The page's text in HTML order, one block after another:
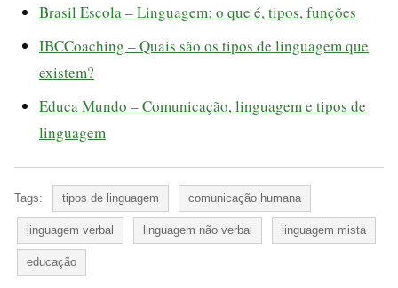
Brasil Escola – Linguagem: o que é, tipos, funções
IBCCoaching – Quais são os tipos de linguagem que
existem?
Educa Mundo – Comunicação, linguagem e tipos de
linguagem
Tags: tipos de linguagem comunicação humana
linguagem verbal linguagem não verbal linguagem mista
educação